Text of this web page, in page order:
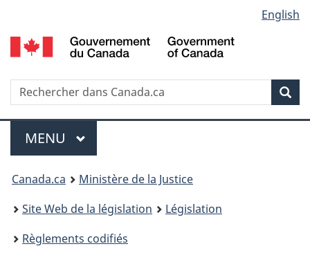
au
contenu
propos
de
la
HTML
simplifiée
selection
English
Recherche
Menu
MENU PRINCIPAL
You
are
here:
Canada.ca
Ministère de la Justice
Site Web de la législation
Législation
Règlements codifiés